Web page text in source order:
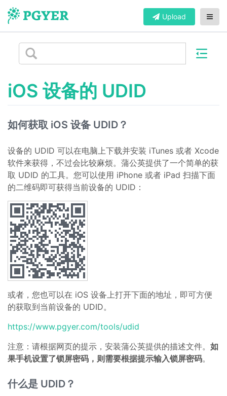
Upload
iOS 设备的 UDID
如何获取 iOS 设备 UDID？
设备的 UDID 可以在电脑上下载并安装 iTunes 或者 Xcode
软件来获得，不过会比较麻烦。蒲公英提供了一个简单的获
取 UDID 的工具。您可以使用 iPhone 或者 iPad 扫描下面
的二维码即可获得当前设备的 UDID：
或者，您也可以在 iOS 设备上打开下面的地址，即可方便
的获取到当前设备的 UDID。
https://www.pgyer.com/tools/udid
注意：请根据网页的提示，安装蒲公英提供的描述文件。 如
果手机设置了锁屏密码，则需要根据提示输入锁屏密码。
什么是 UDID？